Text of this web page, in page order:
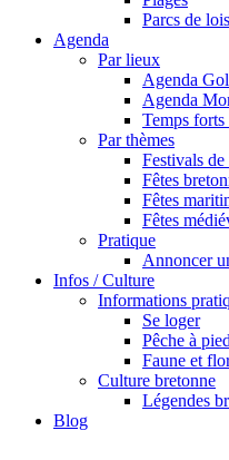
Parcs de
Agenda
Par lieux
Agenda
Agenda
Temps
Par thèmes
Festivals
Fêtes
Fêtes
Fêtes
Pratique
Annoncer
Infos / Culture
Informations
Se loger
Pêche à pied
Faune et
Culture bretonne
Légendes
Blog